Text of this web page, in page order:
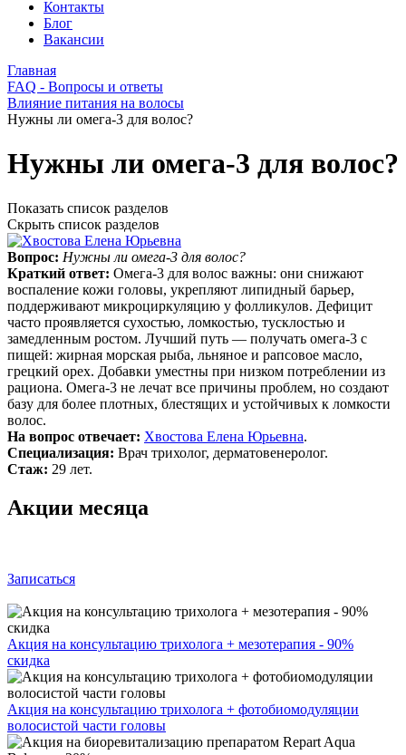
Контакты
Блог
Вакансии
Главная
FAQ - Вопросы и ответы
Влияние питания на волосы
Нужны ли омега-3 для волос?
Нужны ли омега-3 для волос?
Показать список разделов
Скрыть список разделов
Вопрос: Нужны ли омега-3 для волос?
Краткий ответ: Омега‑3 для волос важны: они снижают
воспаление кожи головы, укрепляют липидный барьер,
поддерживают микроциркуляцию у фолликулов. Дефицит
часто проявляется сухостью, ломкостью, тусклостью и
замедленным ростом. Лучший путь — получать омега‑3 с
пищей: жирная морская рыба, льняное и рапсовое масло,
грецкий орех. Добавки уместны при низком потреблении из
рациона. Омега‑3 не лечат все причины проблем, но создают
базу для более плотных, блестящих и устойчивых к ломкости
волос.
На вопрос отвечает: Хвостова Елена Юрьевна.
Специализация: Врач трихолог, дерматовенеролог.
Стаж: 29 лет.
Акции месяца
Записаться
Акция на консультацию трихолога + мезотерапия - 90%
скидка
Акция на консультацию трихолога + фотобиомодуляции
волосистой части головы